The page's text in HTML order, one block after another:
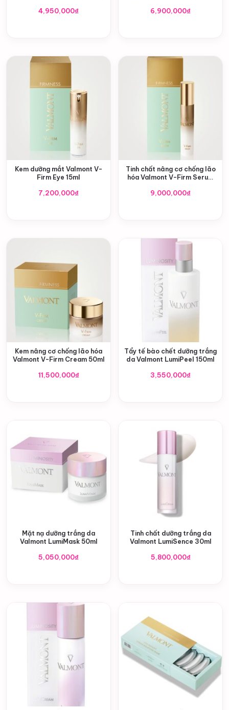
4,950,000₫
6,900,000₫
Kem dưỡng mắt Valmont V-
Firm Eye 15ml
7,200,000₫
Tinh chất nâng cơ chống lão
hóa Valmont V-Firm Serum
9,000,000₫
Kem nâng cơ chống lão hóa
Valmont V-Firm Cream 50ml
11,500,000₫
Tẩy tế bào chết dưỡng trắng
da Valmont LumiPeel 150ml
3,550,000₫
Mặt nạ dưỡng trắng da
Valmont LumiMask 50ml
5,050,000₫
Tinh chất dưỡng trắng da
Valmont LumiSence 30ml
5,800,000₫